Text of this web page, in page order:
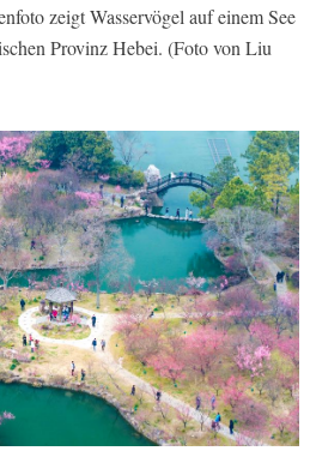
zeigt Wasservögel auf einem See
Provinz Hebei. (Foto von Liu